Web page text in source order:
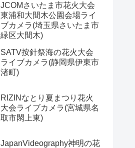
JCOMさいたま市花火大会
東浦和大間木公園会場ライ
ブカメラ(埼玉県さいたま市
緑区大間木)
SATV按針祭海の花火大会
ライブカメラ(静岡県伊東市
渚町)
RIZINなとり夏まつり花火
大会ライブカメラ(宮城県名
取市閖上東)
JapanVideography神明の花